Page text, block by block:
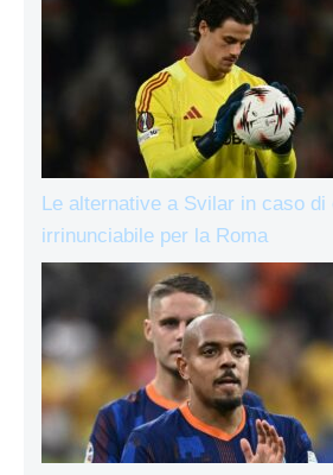
Le alternative a Svilar in caso di
irrinunciabile per la Roma